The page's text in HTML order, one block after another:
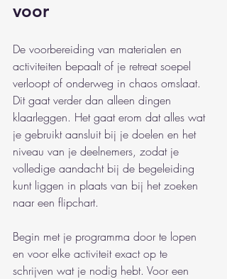
voor
De voorbereiding van materialen en
activiteiten bepaalt of je retreat soepel
verloopt of onderweg in chaos omslaat.
Dit gaat verder dan alleen dingen
klaarleggen. Het gaat erom dat alles wat
je gebruikt aansluit bij je doelen en het
niveau van je deelnemers, zodat je
volledige aandacht bij de begeleiding
kunt liggen in plaats van bij het zoeken
naar een flipchart.
Begin met je programma door te lopen
en voor elke activiteit exact op te
schrijven wat je nodig hebt. Voor een